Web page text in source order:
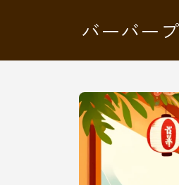
バーバー